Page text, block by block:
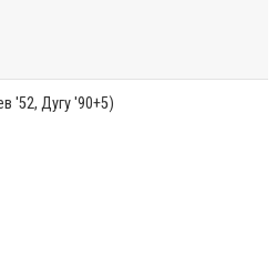
'52, Дугу '90+5)